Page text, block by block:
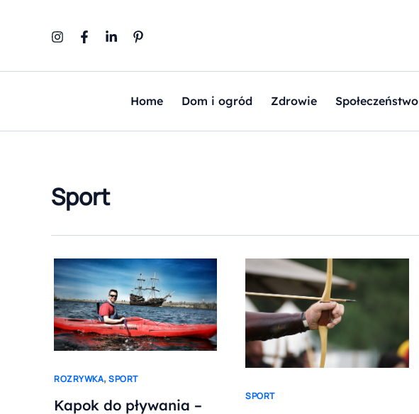
Home Dom i ogród Zdrowie Społeczeństwo
Sport
ROZRYWKA,SPORT
Kapok do pływania –
SPORT